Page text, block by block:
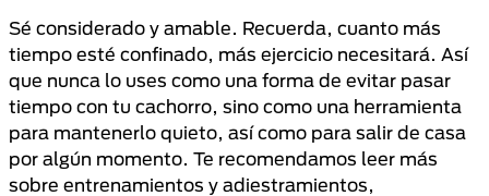
Sé considerado y amable. Recuerda, cuanto más
tiempo esté confinado, más ejercicio necesitará. Así
que nunca lo uses como una forma de evitar pasar
tiempo con tu cachorro, sino como una herramienta
para mantenerlo quieto, así como para salir de casa
por algún momento. Te recomendamos leer más
sobre entrenamientos y adiestramientos,